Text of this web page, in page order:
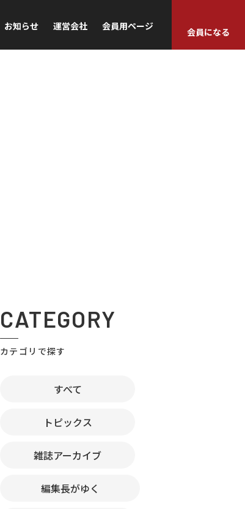
お知らせ 運営会社 会員用ページ
会員になる
CATEGORY
カテゴリで探す
すべて
トピックス
雑誌アーカイブ
編集長がゆく